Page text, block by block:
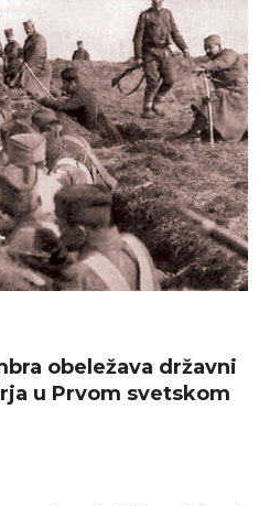
obeležava državni
u Prvom svetskom